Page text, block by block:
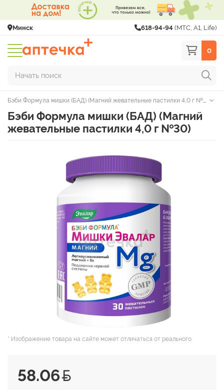
Минск 618-94-94 (МТС, A1, Life)
0
Начать поиск
Бэби Формула мишки (БАД) (Магний жевательные пастилки 4,0 г №30)
Бэби Формула мишки (БАД) (Магний
жевательные пастилки 4,0 г №30)
* Изображение товара на сайте может отличаться от реального.
58.06